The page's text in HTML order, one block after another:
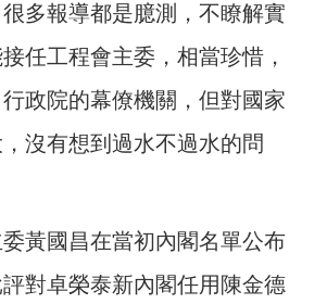
多報導都是臆測，不瞭解實
任工程會主委，相當珍惜，
政院的幕僚機關，但對國家
沒有想到過水不過水的問
黃國昌在當初內閣名單公布
對卓榮泰新內閣任用陳金德